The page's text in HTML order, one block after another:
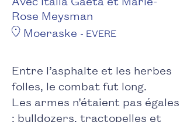
Rose Meysman
Moeraske - EVERE
Entre l’asphalte et les herbes
folles, le combat fut long.
Les armes n’étaient pas égales
: bulldozers, tractopelles et